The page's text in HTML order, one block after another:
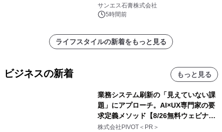
れました。
サンエス石膏株式会社
5時間前
ライフスタイルの新着をもっと見る
ビジネスの新着 もっと見る
業務システム刷新の「見えていない課
題」にアプローチ。AI×UX専門家の要
求定義メソッド【8/26無料ウェビナ
ー】株式会社PIVOT
株式会社PIVOT＜PR＞